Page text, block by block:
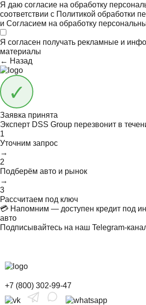
Я даю согласие на обработку
соответствии с Политикой обработки
и Согласием на обработку
Я согласен получать рекламные и
материалы
← Назад
Заявка принята
Эксперт DSS Group перезвонит в
1
Уточним запрос
→
2
Подберём авто и рынок
→
3
Рассчитаем под ключ
💳 Напомним — доступен кредит под
авто
Подписывайтесь на наш Telegram-
+7 (800) 302-99-47